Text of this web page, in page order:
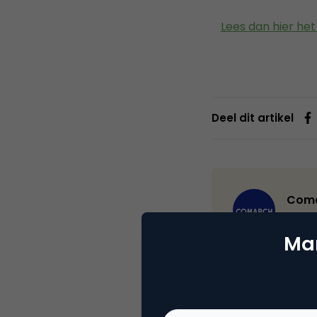
Lees dan hier
Deel dit artikel
Comarch is a
multiple